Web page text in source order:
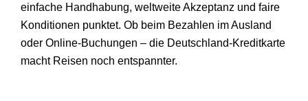
einfache Handhabung, weltweite Akzeptanz und faire
Konditionen punktet. Ob beim Bezahlen im Ausland
oder Online-Buchungen – die Deutschland-Kreditkarte
macht Reisen noch entspannter.